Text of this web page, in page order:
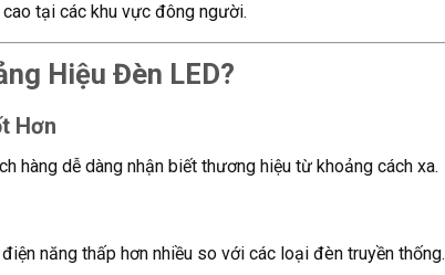
tại các khu vực đông người.
Hiệu Đèn LED?
Hơn
hàng dễ dàng nhận biết thương hiệu từ khoảng cách xa.
năng thấp hơn nhiều so với các loại đèn truyền thống.